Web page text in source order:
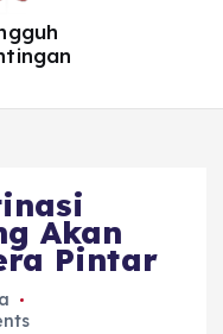
Akan
Pintar